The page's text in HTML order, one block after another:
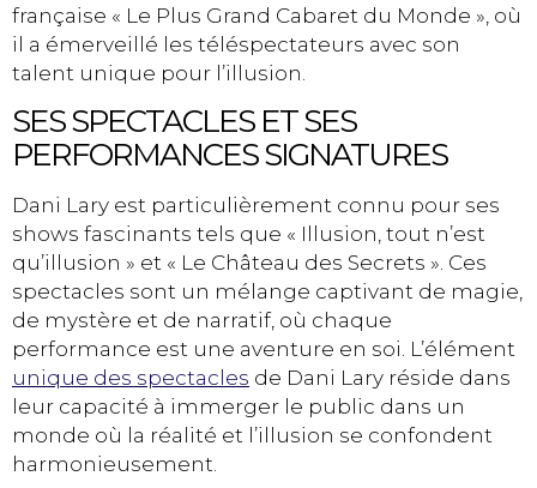
française « Le Plus Grand Cabaret du Monde », où
il a émerveillé les téléspectateurs avec son
talent unique pour l’illusion.
SES SPECTACLES ET SES
PERFORMANCES SIGNATURES
Dani Lary est particulièrement connu pour ses
shows fascinants tels que « Illusion, tout n’est
qu’illusion » et « Le Château des Secrets ». Ces
spectacles sont un mélange captivant de magie,
de mystère et de narratif, où chaque
performance est une aventure en soi. L’élément
unique des spectacles de Dani Lary réside dans
leur capacité à immerger le public dans un
monde où la réalité et l’illusion se confondent
harmonieusement.